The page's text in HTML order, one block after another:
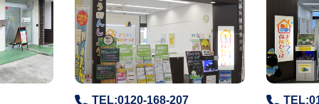
TEL:0120-168-207